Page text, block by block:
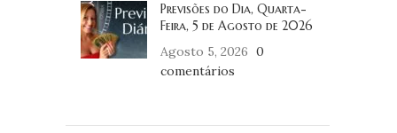
Previsões do Dia, Quarta-
Feira, 5 de Agosto de 2026
Agosto 5, 2026 0
comentários